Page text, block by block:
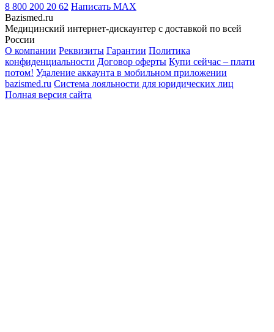
8 800 200 20 62 Написать MAX
Bazismed.ru
Медицинский интернет-дискаунтер с доставкой по всей
России
О компании Реквизиты Гарантии Политика
конфиденциальности Договор оферты Купи сейчас – плати
потом! Удаление аккаунта в мобильном приложении
bazismed.ru Система лояльности для юридических лиц
Полная версия сайта